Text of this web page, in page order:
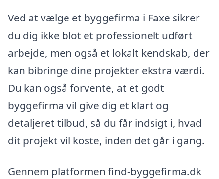
Ved at vælge et byggefirma i Faxe sikrer
du dig ikke blot et professionelt udført
arbejde, men også et lokalt kendskab, der
kan bibringe dine projekter ekstra værdi.
Du kan også forvente, at et godt
byggefirma vil give dig et klart og
detaljeret tilbud, så du får indsigt i, hvad
dit projekt vil koste, inden det går i gang.
Gennem platformen find-byggefirma.dk